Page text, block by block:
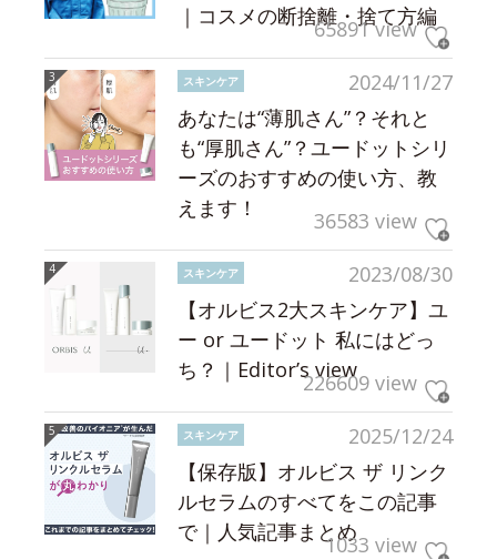
｜コスメの断捨離・捨て方編
65891 view
2024/11/27
スキンケア
あなたは“薄肌さん”？それと
も“厚肌さん”？ユードットシリ
ーズのおすすめの使い方、教
えます！
36583 view
2023/08/30
スキンケア
【オルビス2大スキンケア】ユ
ー or ユードット 私にはどっ
ち？｜Editor’s view226609 view
2025/12/24
スキンケア
【保存版】オルビス ザ リンク
ルセラムのすべてをこの記事
で｜人気記事まとめ1033 view